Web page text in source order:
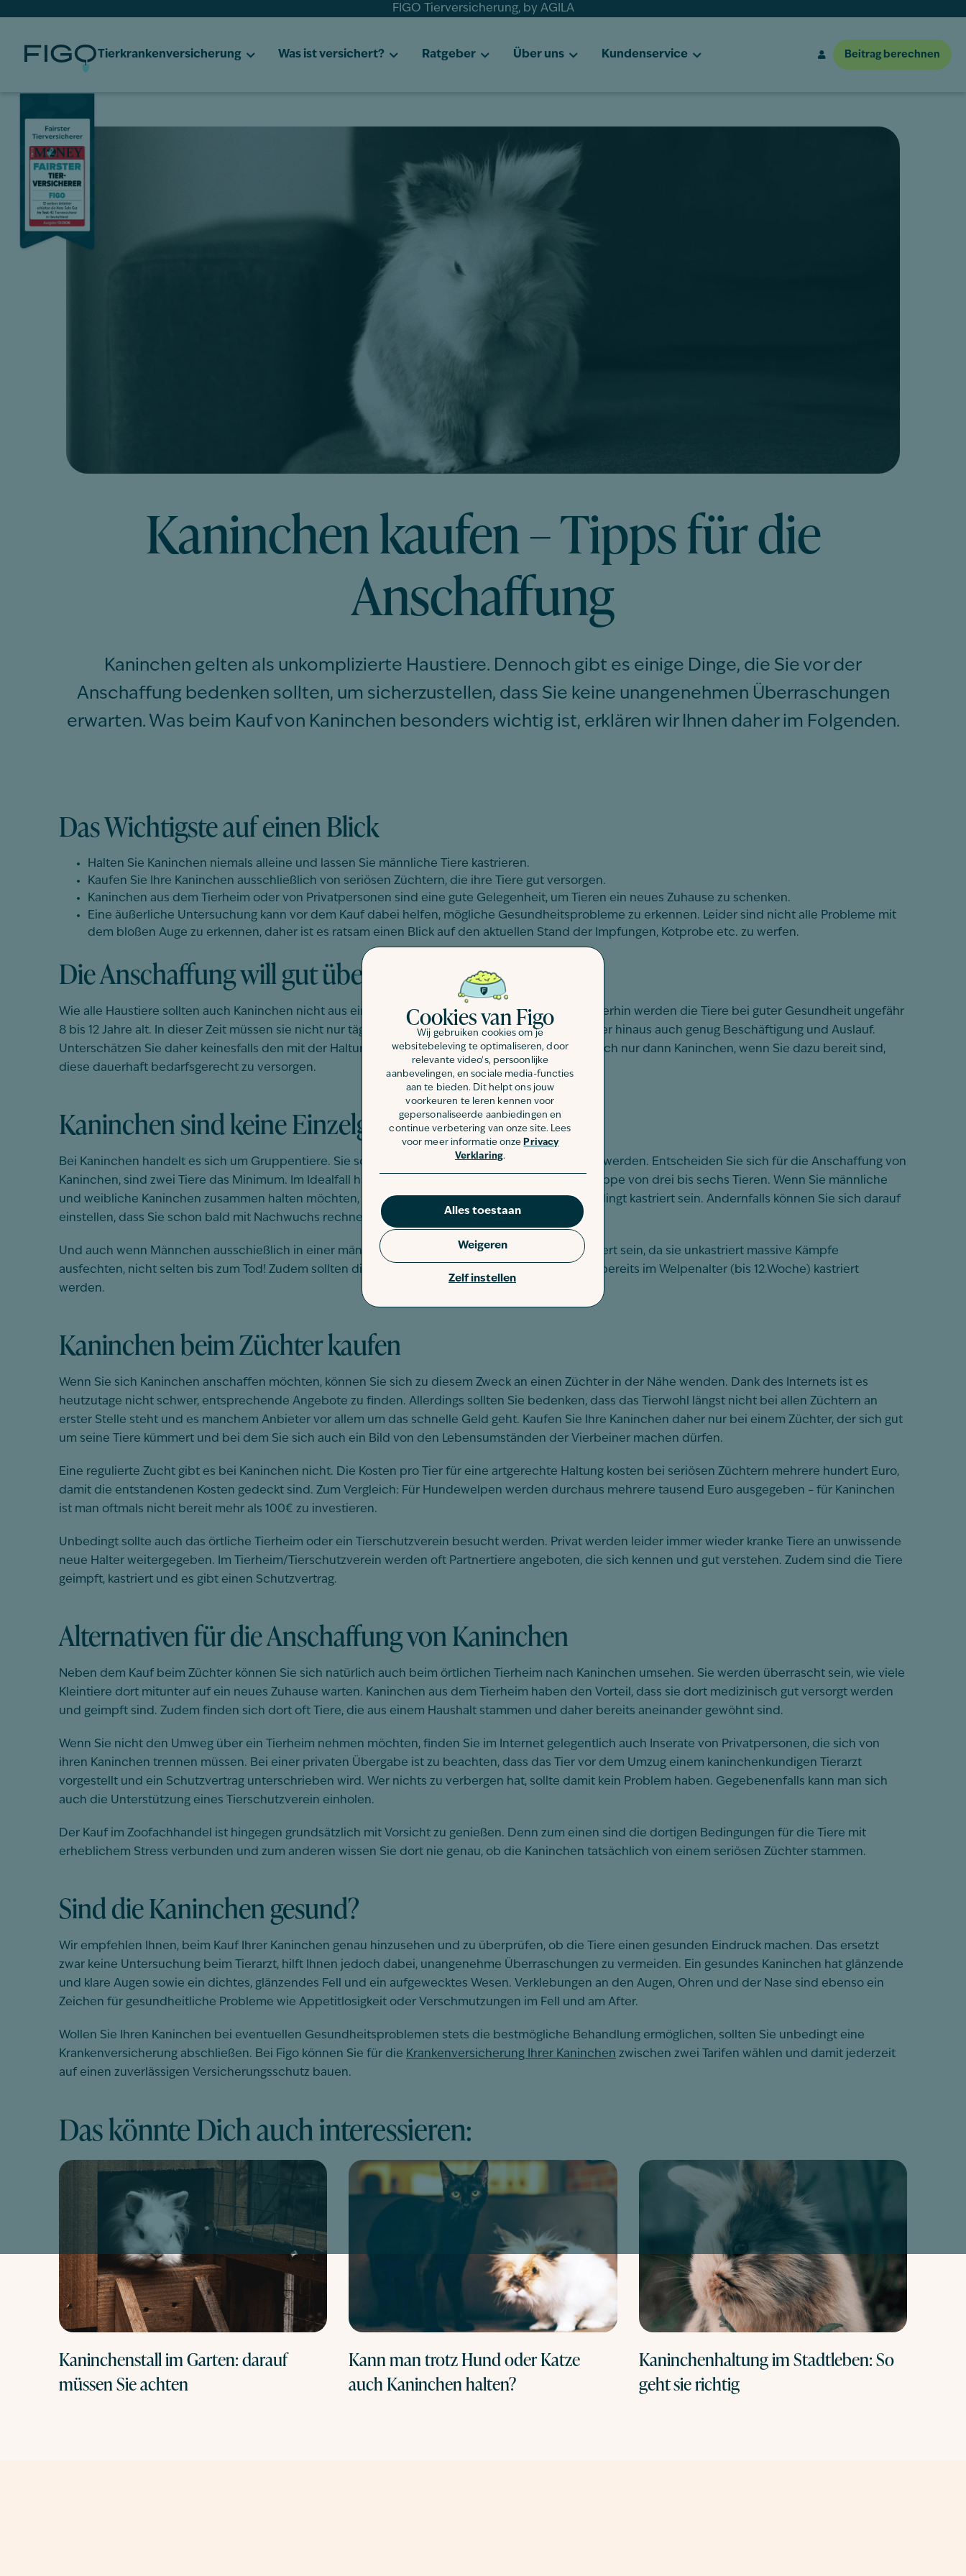
Cookies van Figo
Wij gebruiken cookies om je
websitebeleving te optimaliseren, door
relevante video's, persoonlijke
aanbevelingen, en sociale media-functies
aan te bieden. Dit helpt ons jouw
voorkeuren te leren kennen voor
gepersonaliseerde aanbiedingen en
continue verbetering van onze site. Lees
voor meer informatie onze Privacy
Verklaring.
Alles toestaan
Zelf instellen
Weigeren
FIGO Tierversicherung, by AGILA
Tierkrankenversicherung Was ist versichert? Ratgeber Über uns Kundenservice Beitrag berechnen
Kaninchen kaufen – Tipps für die
Anschaffung
Kaninchen gelten als unkomplizierte Haustiere. Dennoch gibt es einige Dinge, die Sie vor der
Anschaffung bedenken sollten, um sicherzustellen, dass Sie keine unangenehmen Überraschungen
erwarten. Was beim Kauf von Kaninchen besonders wichtig ist, erklären wir Ihnen daher im Folgenden.
Das Wichtigste auf einen Blick
Halten Sie Kaninchen niemals alleine und lassen Sie männliche Tiere kastrieren.
Kaufen Sie Ihre Kaninchen ausschließlich von seriösen Züchtern, die ihre Tiere gut versorgen.
Kaninchen aus dem Tierheim oder von Privatpersonen sind eine gute Gelegenheit, um Tieren ein neues Zuhause zu schenken.
Eine äußerliche Untersuchung kann vor dem Kauf dabei helfen, mögliche Gesundheitsprobleme zu erkennen. Leider sind nicht alle Probleme mit
dem bloßen Auge zu erkennen, daher ist es ratsam einen Blick auf den aktuellen Stand der Impfungen, Kotprobe etc. zu werfen.
Die Anschaffung will gut überlegt sein
Wie alle Haustiere sollten auch Kaninchen nicht aus einer Laune heraus angeschafft werden. Immerhin werden die Tiere bei guter Gesundheit ungefähr
8 bis 12 Jahre alt. In dieser Zeit müssen sie nicht nur täglich gefüttert werden. Sie brauchen darüber hinaus auch genug Beschäftigung und Auslauf.
Unterschätzen Sie daher keinesfalls den mit der Haltung verbundenen Aufwand und kaufen Sie sich nur dann Kaninchen, wenn Sie dazu bereit sind,
diese dauerhaft bedarfsgerecht zu versorgen.
Kaninchen sind keine Einzelgänger
Bei Kaninchen handelt es sich um Gruppentiere. Sie sollten daher auf keinen Fall alleine gehalten werden. Entscheiden Sie sich für die Anschaffung von
Kaninchen, sind zwei Tiere das Minimum. Im Idealfall halten Sie die Vierbeiner jedoch in einer Gruppe von drei bis sechs Tieren. Wenn Sie männliche
und weibliche Kaninchen zusammen halten möchten, sollten die Männchen in der Gruppe unbedingt kastriert sein. Andernfalls können Sie sich darauf
einstellen, dass Sie schon bald mit Nachwuchs rechnen müssen.
Und auch wenn Männchen ausschießlich in einer männlichen Gruppe leben, sollten sie alle kastriert sein, da sie unkastriert massive Kämpfe
ausfechten, nicht selten bis zum Tod! Zudem sollten die Männchen schnellstmöglich, bestenfalls bereits im Welpenalter (bis 12.Woche) kastriert
werden.
Kaninchen beim Züchter kaufen
Wenn Sie sich Kaninchen anschaffen möchten, können Sie sich zu diesem Zweck an einen Züchter in der Nähe wenden. Dank des Internets ist es
heutzutage nicht schwer, entsprechende Angebote zu finden. Allerdings sollten Sie bedenken, dass das Tierwohl längst nicht bei allen Züchtern an
erster Stelle steht und es manchem Anbieter vor allem um das schnelle Geld geht. Kaufen Sie Ihre Kaninchen daher nur bei einem Züchter, der sich gut
um seine Tiere kümmert und bei dem Sie sich auch ein Bild von den Lebensumständen der Vierbeiner machen dürfen.
Eine regulierte Zucht gibt es bei Kaninchen nicht. Die Kosten pro Tier für eine artgerechte Haltung kosten bei seriösen Züchtern mehrere hundert Euro,
damit die entstandenen Kosten gedeckt sind. Zum Vergleich: Für Hundewelpen werden durchaus mehrere tausend Euro ausgegeben – für Kaninchen
ist man oftmals nicht bereit mehr als 100€ zu investieren.
Unbedingt sollte auch das örtliche Tierheim oder ein Tierschutzverein besucht werden. Privat werden leider immer wieder kranke Tiere an unwissende
neue Halter weitergegeben. Im Tierheim/Tierschutzverein werden oft Partnertiere angeboten, die sich kennen und gut verstehen. Zudem sind die Tiere
geimpft, kastriert und es gibt einen Schutzvertrag.
Alternativen für die Anschaffung von Kaninchen
Neben dem Kauf beim Züchter können Sie sich natürlich auch beim örtlichen Tierheim nach Kaninchen umsehen. Sie werden überrascht sein, wie viele
Kleintiere dort mitunter auf ein neues Zuhause warten. Kaninchen aus dem Tierheim haben den Vorteil, dass sie dort medizinisch gut versorgt werden
und geimpft sind. Zudem finden sich dort oft Tiere, die aus einem Haushalt stammen und daher bereits aneinander gewöhnt sind.
Wenn Sie nicht den Umweg über ein Tierheim nehmen möchten, finden Sie im Internet gelegentlich auch Inserate von Privatpersonen, die sich von
ihren Kaninchen trennen müssen. Bei einer privaten Übergabe ist zu beachten, dass das Tier vor dem Umzug einem kaninchenkundigen Tierarzt
vorgestellt und ein Schutzvertrag unterschrieben wird. Wer nichts zu verbergen hat, sollte damit kein Problem haben. Gegebenenfalls kann man sich
auch die Unterstützung eines Tierschutzverein einholen.
Der Kauf im Zoofachhandel ist hingegen grundsätzlich mit Vorsicht zu genießen. Denn zum einen sind die dortigen Bedingungen für die Tiere mit
erheblichem Stress verbunden und zum anderen wissen Sie dort nie genau, ob die Kaninchen tatsächlich von einem seriösen Züchter stammen.
Sind die Kaninchen gesund?
Wir empfehlen Ihnen, beim Kauf Ihrer Kaninchen genau hinzusehen und zu überprüfen, ob die Tiere einen gesunden Eindruck machen. Das ersetzt
zwar keine Untersuchung beim Tierarzt, hilft Ihnen jedoch dabei, unangenehme Überraschungen zu vermeiden. Ein gesundes Kaninchen hat glänzende
und klare Augen sowie ein dichtes, glänzendes Fell und ein aufgewecktes Wesen. Verklebungen an den Augen, Ohren und der Nase sind ebenso ein
Zeichen für gesundheitliche Probleme wie Appetitlosigkeit oder Verschmutzungen im Fell und am After.
Wollen Sie Ihren Kaninchen bei eventuellen Gesundheitsproblemen stets die bestmögliche Behandlung ermöglichen, sollten Sie unbedingt eine
Krankenversicherung abschließen. Bei Figo können Sie für die Krankenversicherung Ihrer Kaninchen zwischen zwei Tarifen wählen und damit jederzeit
auf einen zuverlässigen Versicherungsschutz bauen.
Das könnte Dich auch interessieren:
Kaninchenstall im Garten: darauf
müssen Sie achten
Kann man trotz Hund oder Katze
auch Kaninchen halten?
Kaninchenhaltung im Stadtleben: So
geht sie richtig